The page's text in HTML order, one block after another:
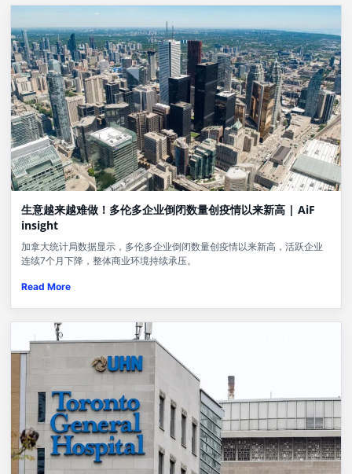
生意越来越难做！多伦多企业倒闭数量创疫情以来新高 | AiF
insight
加拿大统计局数据显示，多伦多企业倒闭数量创疫情以来新高，活跃企业
连续7个月下降，整体商业环境持续承压。
Read More